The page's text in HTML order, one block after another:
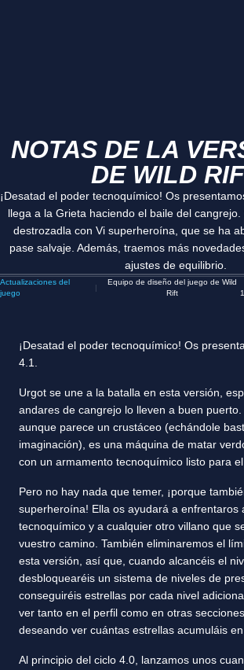
NOTAS DE LA
DE WILD
¡Desatad el poder tecnoquímico! Os
llega a la Grieta haciendo el baile del
destrozadla con Vi superheroína, que se ha
pase salvaje. Además, traemos más
ajustes de equilibrio.
Actualizaciones del
juego
Equipo de diseño del juego de Wild
Rift
¡Desatad el poder tecnoquímico! Os
4.1.
Urgot se une a la batalla en esta versión,
andares de cangrejo lo lleven a buen
aunque parece un crustáceo (echándole
imaginación), es una máquina de matar
con un armamento tecnoquímico listo para el
Pero no hay nada que temer, ¡porque
superheroína! Ella os ayudará a enfrentaros
tecnoquímico y a cualquier otro villano que
vuestro camino. También eliminaremos el
esta versión, así que, cuando alcancéis el
desbloquearéis un sistema de niveles de
conseguiréis estrellas por cada nivel
ver tanto en el perfil como en otras
deseando ver cuántas estrellas acumuláis
Al principio del ciclo 4.0, lanzamos unos